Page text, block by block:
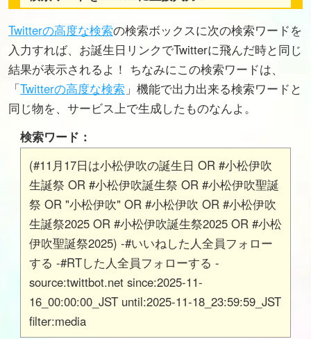
Twitterの高度な検索の検索ボックスに次の検索ワードを
入力すれば、お誕生日リンクでTwitterに飛んだ時と同じ
結果が表示されるよ！ ちなみにこの検索ワードは、
「Twitterの高度な検索 」機能で出力出来る検索ワードと
同じ物を、サービス上で生成したものなんよ。
検索ワード：
(#11月17日は小松伊吹の誕生日 OR #小松伊吹
生誕祭 OR #小松伊吹誕生祭 OR #小松伊吹聖誕
祭 OR "小松伊吹" OR #小松伊吹 OR #小松伊吹
生誕祭2025 OR #小松伊吹誕生祭2025 OR #小松
伊吹聖誕祭2025) -#いいねした人全員フォロー
する -#RTした人全員フォローする -
source:twittbot.net since:2025-11-
16_00:00:00_JST until:2025-11-18_23:59:59_JST
filter:media